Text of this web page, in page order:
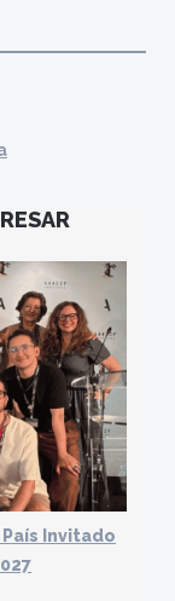
Invitado